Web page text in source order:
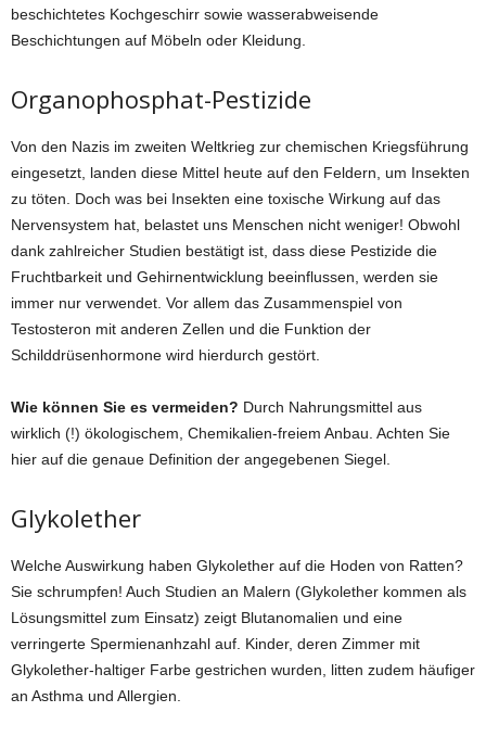
beschichtetes Kochgeschirr sowie wasserabweisende
Beschichtungen auf Möbeln oder Kleidung.
Organophosphat-Pestizide
Von den Nazis im zweiten Weltkrieg zur chemischen Kriegsführung
eingesetzt, landen diese Mittel heute auf den Feldern, um Insekten
zu töten. Doch was bei Insekten eine toxische Wirkung auf das
Nervensystem hat, belastet uns Menschen nicht weniger! Obwohl
dank zahlreicher Studien bestätigt ist, dass diese Pestizide die
Fruchtbarkeit und Gehirnentwicklung beeinflussen, werden sie
immer nur verwendet. Vor allem das Zusammenspiel von
Testosteron mit anderen Zellen und die Funktion der
Schilddrüsenhormone wird hierdurch gestört.
Wie können Sie es vermeiden? Durch Nahrungsmittel aus
wirklich (!) ökologischem, Chemikalien-freiem Anbau. Achten Sie
hier auf die genaue Definition der angegebenen Siegel.
Glykolether
Welche Auswirkung haben Glykolether auf die Hoden von Ratten?
Sie schrumpfen! Auch Studien an Malern (Glykolether kommen als
Lösungsmittel zum Einsatz) zeigt Blutanomalien und eine
verringerte Spermienanhzahl auf. Kinder, deren Zimmer mit
Glykolether-haltiger Farbe gestrichen wurden, litten zudem häufiger
an Asthma und Allergien.